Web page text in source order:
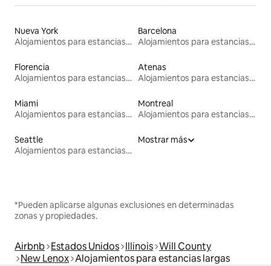
Nueva York
Alojamientos para estancias largas
Barcelona
Alojamientos para estancias largas
Florencia
Alojamientos para estancias largas
Atenas
Alojamientos para estancias largas
Miami
Alojamientos para estancias largas
Montreal
Alojamientos para estancias largas
Seattle
Alojamientos para estancias largas
Mostrar más
*Pueden aplicarse algunas exclusiones en determinadas
zonas y propiedades.
Airbnb Estados Unidos Illinois Will County
New Lenox Alojamientos para estancias largas